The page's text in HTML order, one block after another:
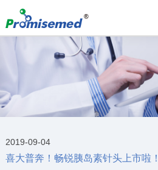
2019-09-04
喜大普奔！畅锐胰岛素针头上市啦！